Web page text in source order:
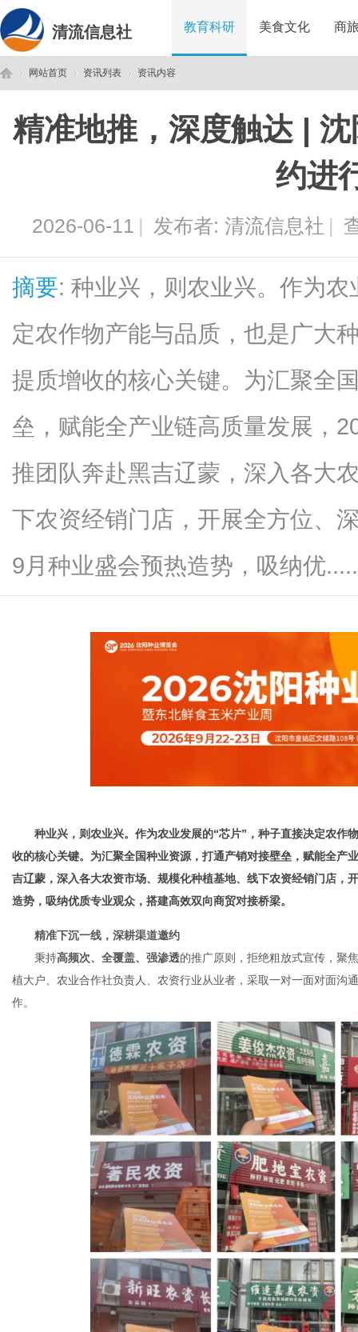
清流信息社 教育科研 美食文化 商
›
网站首页
›
资讯列表
›
资讯内容
精准地推，深度触达 |
约进
2026-06-11 | 发布者: 清流信息社 |
摘要: 种业兴，则农业兴。作为农
定农作物产能与品质，也是广大
提质增收的核心关键。为汇聚全
垒，赋能全产业链高质量发展，
推团队奔赴黑吉辽蒙，深入各大
下农资经销门店，开展全方位、
9月种业盛会预热造势，吸纳优
种业兴，则农业兴。作为农业发展的“芯片”，种子直接决定农作
收的核心关键。为汇聚全国种业资源，打通产销对接壁垒，赋能全产
吉辽蒙，深入各大农资市场、规模化种植基地、线下农资经销门店，
造势，吸纳优质专业观众，搭建高效双向商贸对接桥梁。
精准下沉一线，深耕渠道邀约
秉持高频次、全覆盖、强渗透的推广原则，拒绝粗放式宣传，聚
植大户、农业合作社负责人、农资行业从业者，采取一对一面对面沟
作。